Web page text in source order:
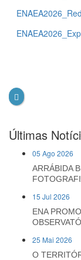
Últimas
05 Ago 2026
ARRÁBIDA
15 Jul 2026
ENA
25 Mai 2026
O